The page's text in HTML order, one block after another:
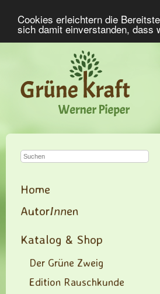
Cookies erleichtern die
sich damit einverstanden,
Home
AutorInnen
Katalog & Shop
Der Grüne Zweig
Edition Rauschkunde